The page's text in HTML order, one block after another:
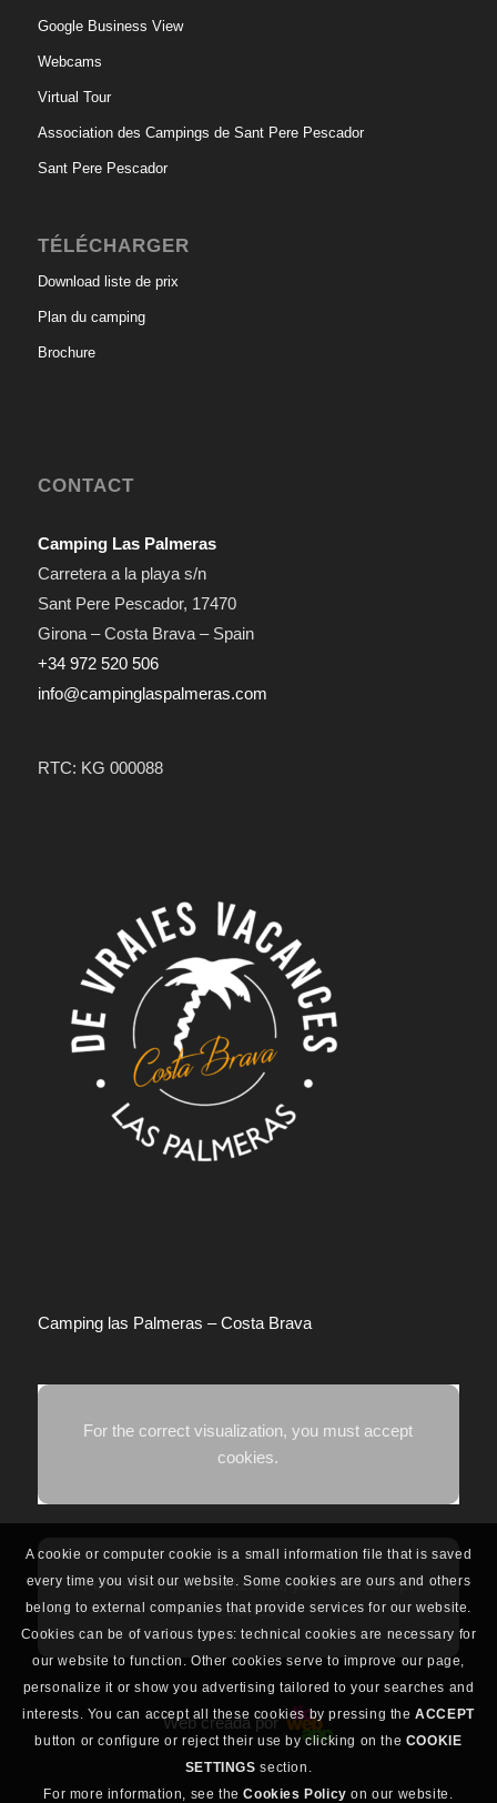
Google Business View
Webcams
Virtual Tour
Association des Campings de Sant Pere Pescador
Sant Pere Pescador
TÉLÉCHARGER
Download liste de prix
Plan du camping
Brochure
CONTACT
Camping Las Palmeras
Carretera a la playa s/n
Sant Pere Pescador, 17470
Girona – Costa Brava – Spain
+34 972 520 506
info@campinglaspalmeras.com
RTC: KG 000088
Camping las Palmeras – Costa Brava
For the correct visualization, you must accept
cookies.
For the correct visualization, you must accept
cookies.
Web creada por
A cookie or computer cookie is a small information file that is saved
every time you visit our website. Some cookies are ours and others
belong to external companies that provide services for our website.
Cookies can be of various types: technical cookies are necessary for
our website to function. Other cookies serve to improve our page,
personalize it or show you advertising tailored to your searches and
interests. You can accept all these cookies by pressing theACCEPT
button or configure or reject their use by clicking on the COOKIE
SETTINGS section.
For more information, see theCookies Policy on our website.